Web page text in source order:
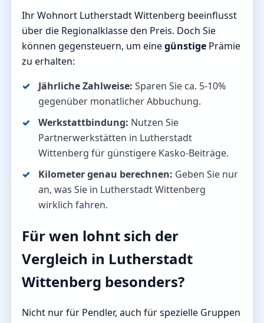
Ihr Wohnort Lutherstadt Wittenberg beeinflusst
über die Regionalklasse den Preis. Doch Sie
können gegensteuern, um einegünstige Prämie
zu erhalten:
Jährliche Zahlweise: Sparen Sie ca. 5-10%
gegenüber monatlicher Abbuchung.
Werkstattbindung: Nutzen Sie
Partnerwerkstätten in Lutherstadt
Wittenberg für günstigere Kasko-Beiträge.
Kilometer genau berechnen: Geben Sie nur
an, was Sie in Lutherstadt Wittenberg
wirklich fahren.
Für wen lohnt sich der
Vergleich in Lutherstadt
Wittenberg besonders?
Nicht nur für Pendler, auch für spezielle Gruppen